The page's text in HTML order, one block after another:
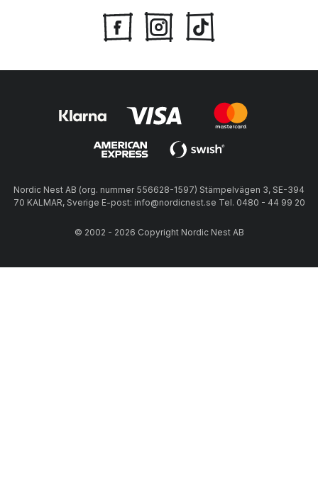
Nordic Nest AB (org. nummer 556628-1597) Stämpelvägen 3, SE-394
70 KALMAR, Sverige E-post: info@nordicnest.se Tel. 0480 - 44 99 20
© 2002 - 2026 Copyright Nordic Nest AB